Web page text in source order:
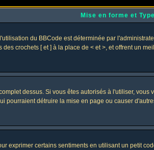
Mise en forme et
du BBCode est déterminée par
crochets [ et ] à la place de < et >, et offrent un
dessus. Si vous êtes autorisés à l'utiliser,
pourraient détruire la mise en page ou causer
exprimer certains sentiments en utilisant un petit